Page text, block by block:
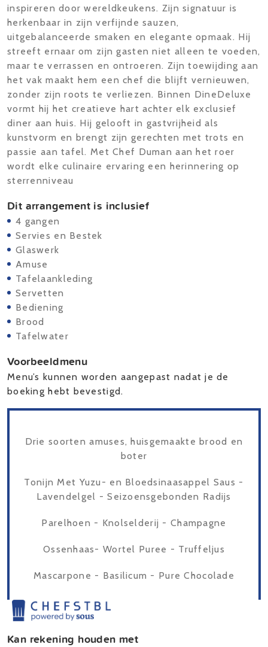
inspireren door wereldkeukens. Zijn signatuur is
herkenbaar in zijn verfijnde sauzen,
uitgebalanceerde smaken en elegante opmaak. Hij
streeft ernaar om zijn gasten niet alleen te voeden,
maar te verrassen en ontroeren. Zijn toewijding aan
het vak maakt hem een chef die blijft vernieuwen,
zonder zijn roots te verliezen. Binnen DineDeluxe
vormt hij het creatieve hart achter elk exclusief
diner aan huis. Hij gelooft in gastvrijheid als
kunstvorm en brengt zijn gerechten met trots en
passie aan tafel. Met Chef Duman aan het roer
wordt elke culinaire ervaring een herinnering op
sterrenniveau
Dit arrangement is inclusief
4 gangen
Servies en Bestek
Glaswerk
Amuse
Tafelaankleding
Servetten
Bediening
Brood
Tafelwater
Voorbeeldmenu
Menu’s kunnen worden aangepast nadat je de
boeking hebt bevestigd.
Drie soorten amuses, huisgemaakte brood en
boter
Tonijn Met Yuzu- en Bloedsinaasappel Saus -
Lavendelgel - Seizoensgebonden Radijs
Parelhoen - Knolselderij - Champagne
Ossenhaas- Wortel Puree - Truffeljus
Mascarpone - Basilicum - Pure Chocolade
Kan rekening houden met